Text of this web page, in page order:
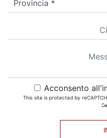
Acconsento
This site is protected by